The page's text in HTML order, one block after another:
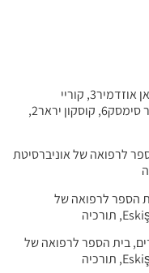
מלטם דינלייסי1, קורסט בורה קרמן2, כרמאן אוזדמיר3, קוריי
הרמנסי4, מקבול ארן5, בירגול קירל6, אנוור סימסק6, קוסקון יראר2,
לרפואה של אוניברסיטת
הספר לרפואה של
בית הספר לרפואה של